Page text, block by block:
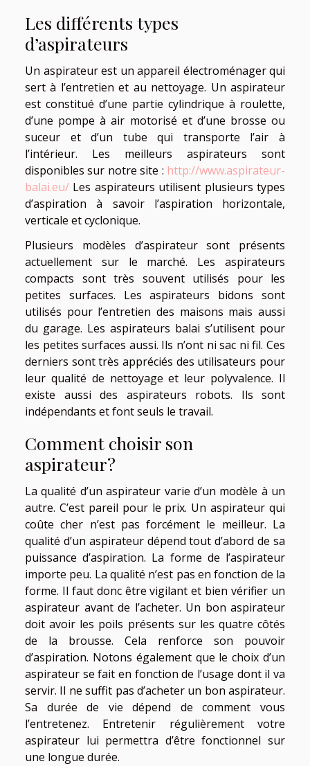
Les différents types
d’aspirateurs
Un aspirateur est un appareil électroménager qui
sert à l’entretien et au nettoyage. Un aspirateur
est constitué d’une partie cylindrique à roulette,
d’une pompe à air motorisé et d’une brosse ou
suceur et d’un tube qui transporte l’air à
l’intérieur. Les meilleurs aspirateurs sont
disponibles sur notre site : http://www.aspirateur-
balai.eu/ Les aspirateurs utilisent plusieurs types
d’aspiration à savoir l’aspiration horizontale,
verticale et cyclonique.
Plusieurs modèles d’aspirateur sont présents
actuellement sur le marché. Les aspirateurs
compacts sont très souvent utilisés pour les
petites surfaces. Les aspirateurs bidons sont
utilisés pour l’entretien des maisons mais aussi
du garage. Les aspirateurs balai s’utilisent pour
les petites surfaces aussi. Ils n’ont ni sac ni fil. Ces
derniers sont très appréciés des utilisateurs pour
leur qualité de nettoyage et leur polyvalence. Il
existe aussi des aspirateurs robots. Ils sont
indépendants et font seuls le travail.
Comment choisir son
aspirateur?
La qualité d’un aspirateur varie d’un modèle à un
autre. C’est pareil pour le prix. Un aspirateur qui
coûte cher n’est pas forcément le meilleur. La
qualité d’un aspirateur dépend tout d’abord de sa
puissance d’aspiration. La forme de l’aspirateur
importe peu. La qualité n’est pas en fonction de la
forme. Il faut donc être vigilant et bien vérifier un
aspirateur avant de l’acheter. Un bon aspirateur
doit avoir les poils présents sur les quatre côtés
de la brousse. Cela renforce son pouvoir
d’aspiration. Notons également que le choix d’un
aspirateur se fait en fonction de l’usage dont il va
servir. Il ne suffit pas d’acheter un bon aspirateur.
Sa durée de vie dépend de comment vous
l’entretenez. Entretenir régulièrement votre
aspirateur lui permettra d’être fonctionnel sur
une longue durée.